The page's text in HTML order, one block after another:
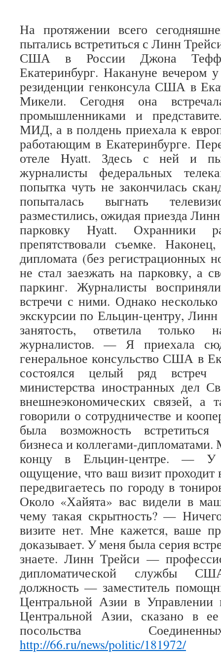
На протяжении всего
пытались встретиться с Линн
США в России Джона
Екатеринбург. Накануне
резиденции генконсула США в
Микели. Сегодня она
промышленниками и
МИД, а в полдень приехала к
работающим в Екатеринбурге.
отеле Hyatt. Здесь с ней и
журналисты федеральных
попытка чуть не закончилась
попыталась выгнать
разместились, ожидая приезда
парковку Hyatt. Охранники
препятствовали съемке. Наконец,
дипломата (без регистрационных
не стал заезжать на парковку, а
паркинг. Журналисты
встречи с ними. Однако
экскурсии по Ельцин-центру,
занятость, ответила только
журналистов. — Я приехала
генеральное консульство США в
состоялся целый ряд встреч
министерства иностранных дел
внешнеэкономических связей, а
говорили о сотрудничестве и
была возможность встретиться
бизнеса и коллегами-дипломатами.
концу в Ельцин-центре. — У
ощущение, что ваш визит
передвигаетесь по городу в
Около «Хайята» вас видели в
чему такая скрытность? —
визите нет. Мне кажется, ваше
доказывает. У меня была серия
знаете. Линн Трейси —
дипломатической службы
должность — заместитель
Центральной Азии в
Центральной Азии, сказано в
посольства
http://66.ru/news/politic/181972/